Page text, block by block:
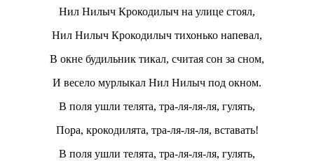
Нил Нилыч Крокодилыч на улице стоял,
Нил Нилыч Крокодилыч тихонько напевал,
В окне будильник тикал, считая сон за сном,
И весело мурлыкал Нил Нилыч под окном.
В поля ушли телята, тра-ля-ля-ля, гулять,
Пора, крокодилята, тра-ля-ля-ля, вставать!
В поля ушли телята, тра-ля-ля-ля, гулять,